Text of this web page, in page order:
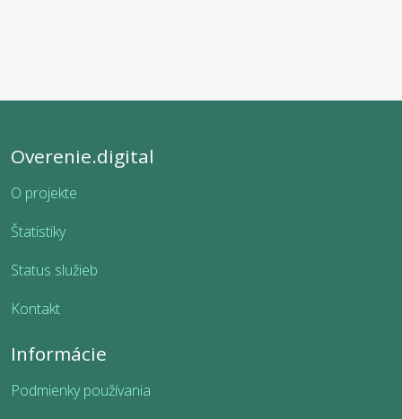
Overenie.digital
O projekte
Štatistiky
Status služieb
Kontakt
Informácie
Podmienky používania